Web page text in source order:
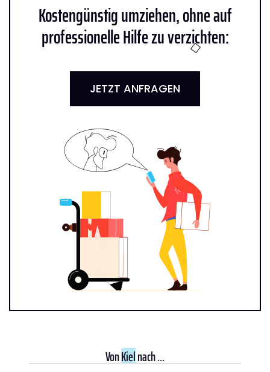
Kostengünstig umziehen, ohne auf
professionelle Hilfe zu verzichten:
JETZT ANFRAGEN
VonKielnach ...